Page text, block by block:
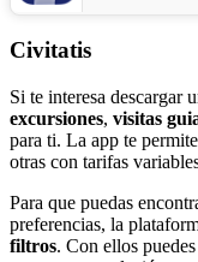
Civitatis
Si te interesa descargar
excursiones, visitas
para ti. La app te
otras con tarifas
Para que puedas
preferencias, la
filtros. Con ellos